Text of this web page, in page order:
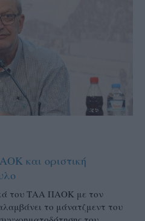
και οριστική
του ΤΑΑ ΠΑΟΚ με τον
το μάνατζμεντ του